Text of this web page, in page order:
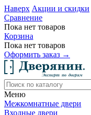
Наверх Акции и скидки
Сравнение
Пока нет товаров
Корзина
Пока нет товаров
Оформить заказ →
Меню
Межкомнатные двери
Входные двери